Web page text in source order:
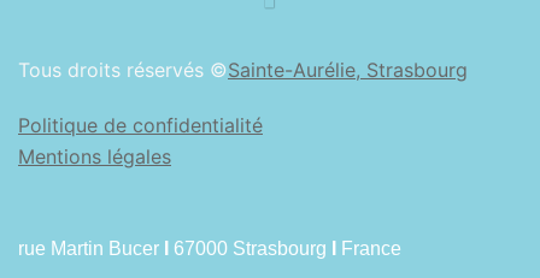
Tous droits réservés ©Sainte-Aurélie, Strasbourg
Politique de confidentialité
Mentions légales
rue Martin Bucer 67000 Strasbourg France